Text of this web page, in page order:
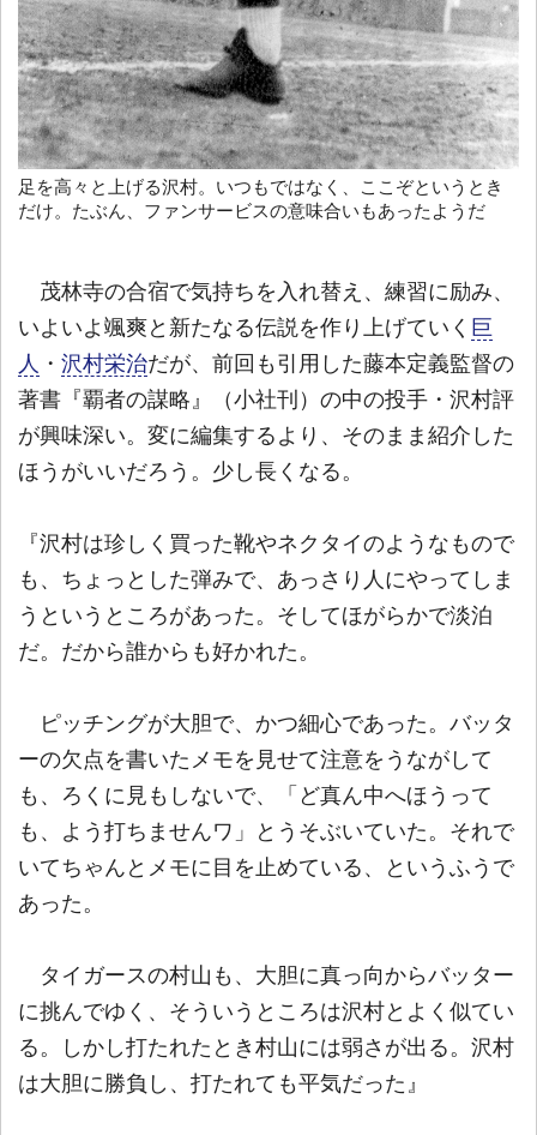
足を高々と上げる沢村。いつもではなく、ここぞというとき
だけ。たぶん、ファンサービスの意味合いもあったようだ
茂林寺の合宿で気持ちを入れ替え、練習に励み、
いよいよ颯爽と新たなる伝説を作り上げていく 巨
人 ・ 沢村栄治だが、前回も引用した藤本定義監督の
著書『覇者の謀略』（小社刊）の中の投手・沢村評
が興味深い。変に編集するより、そのまま紹介した
ほうがいいだろう。少し長くなる。
『沢村は珍しく買った靴やネクタイのようなもので
も、ちょっとした弾みで、あっさり人にやってしま
うというところがあった。そしてほがらかで淡泊
だ。だから誰からも好かれた。
ピッチングが大胆で、かつ細心であった。バッタ
ーの欠点を書いたメモを見せて注意をうながして
も、ろくに見もしないで、「ど真ん中へほうって
も、よう打ちませんワ」とうそぶいていた。それで
いてちゃんとメモに目を止めている、というふうで
あった。
タイガースの村山も、大胆に真っ向からバッター
に挑んでゆく、そういうところは沢村とよく似てい
る。しかし打たれたとき村山には弱さが出る。沢村
は大胆に勝負し、打たれても平気だった』